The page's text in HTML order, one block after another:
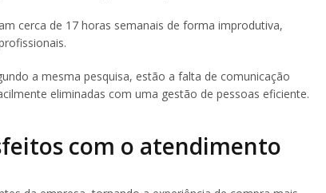
cerca de 17 horas semanais de forma improdutiva,
a mesma pesquisa, estão a falta de comunicação
eliminadas com uma gestão de pessoas eficiente.
com o atendimento